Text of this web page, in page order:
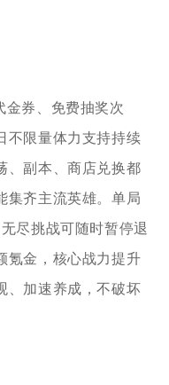
金券、免费抽奖次
不限量体力支持持续
、副本、商店兑换都
集齐主流英雄。单局
尽挑战可随时暂停退
氪金，核心战力提升
、加速养成，不破坏